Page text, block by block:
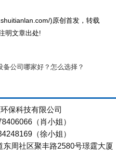
)原创首发，转载
明文章出处!
备公司哪家好？怎么选择？
保科技有限公司
（肖小姐）
（徐小姐）
周社区聚丰路2580号璟霆大厦